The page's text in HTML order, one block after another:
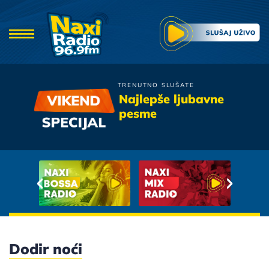
TRENUTNO SLUŠATE
Najlepše ljubavne
pesme
Merlin
Kad Si Rekla Da Me Volis
Dodir noći